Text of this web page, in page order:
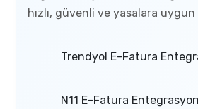
hızlı, güvenli ve yasalara
Trendyol E-Fatura
N11 E-Fatura